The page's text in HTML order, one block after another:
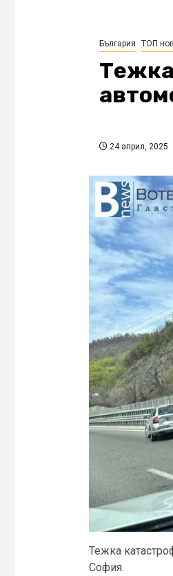
България ТОП
24 април, 2025
Тежка
София.